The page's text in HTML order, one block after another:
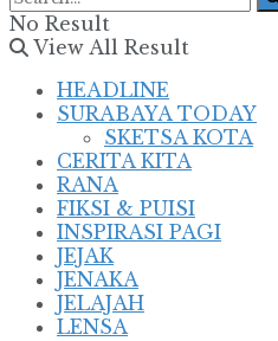
No Result
View All Result
HEADLINE
SURABAYA TODAY
SKETSA KOTA
CERITA KITA
RANA
FIKSI & PUISI
INSPIRASI PAGI
JEJAK
JENAKA
JELAJAH
LENSA